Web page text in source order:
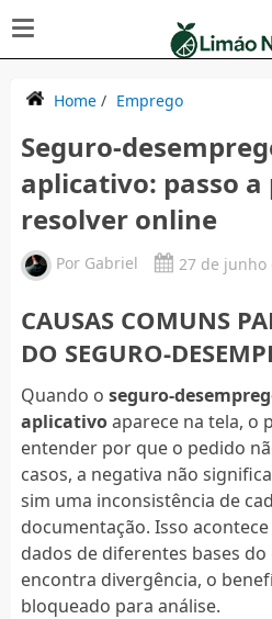
Home/ Emprego
Seguro-
aplicativo: passo a
resolver online
Por Gabriel 27 de junho
CAUSAS COMUNS
DO SEGURO-
Quando o seguro-
aplicativoaparece na tela, o
entender por que o pedido
casos, a negativa não
sim uma inconsistência de
documentação. Isso
dados de diferentes bases
encontra divergência, o
bloqueado para análise.